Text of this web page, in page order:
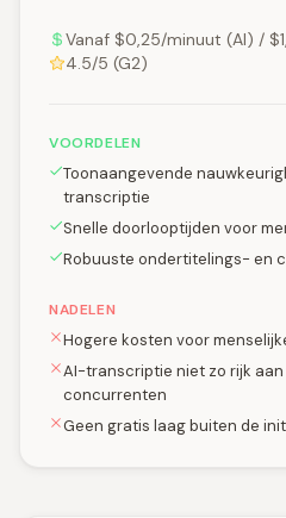
Vanaf $0,25/minuut (AI) /
4.5/5 (G2)
VOORDELEN
Toonaangevende
transcriptie
Snelle doorlooptijden voor
Robuuste ondertitelings- en
NADELEN
Hogere kosten voor
AI-transcriptie niet zo rijk
concurrenten
Geen gratis laag buiten de